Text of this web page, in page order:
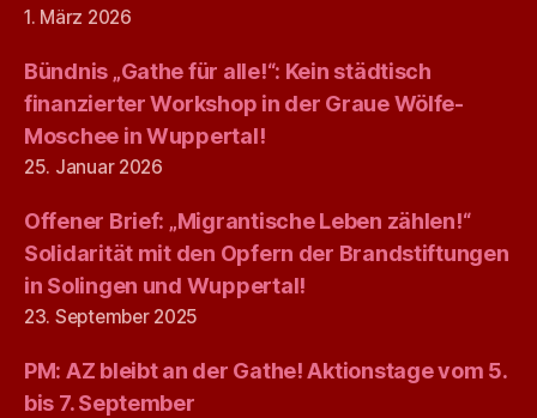
1. März 2026
Bündnis „Gathe für alle!“: Kein städtisch
finanzierter Workshop in der Graue Wölfe-
Moschee in Wuppertal!
25. Januar 2026
Offener Brief: „Migrantische Leben zählen!“
Solidarität mit den Opfern der Brandstiftungen
in Solingen und Wuppertal!
23. September 2025
PM: AZ bleibt an der Gathe! Aktionstage vom 5.
bis 7. September